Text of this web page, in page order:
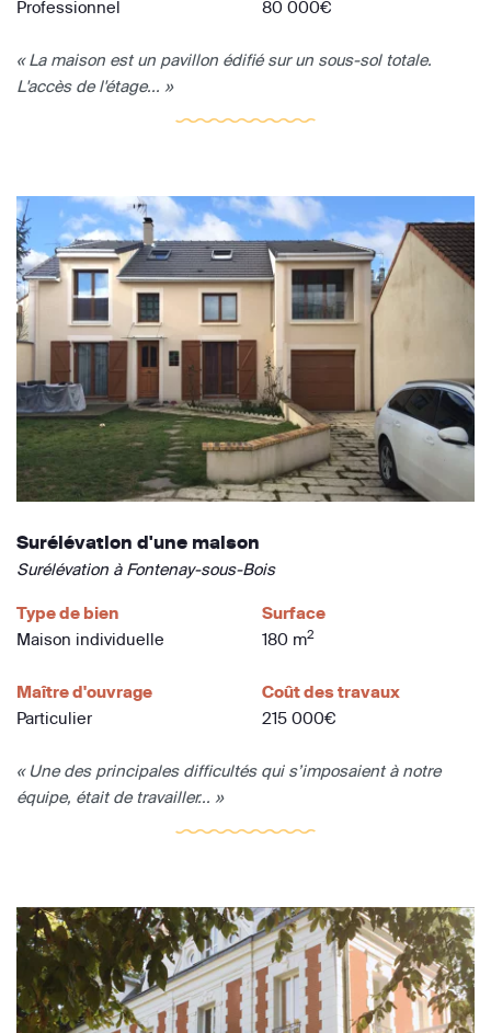
Professionnel 80 000€
« La maison est un pavillon édifié sur un sous-sol totale.
L'accès de l'étage... »
Surélévation d'une maison
Surélévation à Fontenay-sous-Bois
Type de bien
Maison individuelle
Surface
180 m2
Maître d'ouvrage
Particulier
Coût des travaux
215 000€
« Une des principales difficultés qui s’imposaient à notre
équipe, était de travailler... »